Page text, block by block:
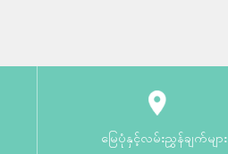
မြေပုံနှင့်လမ်းညွှန်ချက်များ